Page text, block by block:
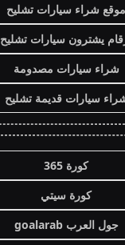
موقع شراء سيارات تشليح
يشترون سيارات تشليح
شراء سيارات مصدومة
سيارات قديمة تشليح
كورة 365
كورة سيتي
جول العرب goalarab